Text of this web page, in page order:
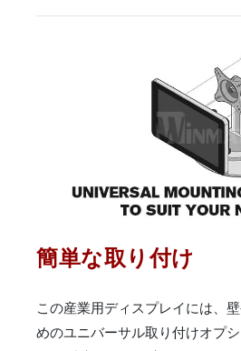
簡単な取り付け
この産業用ディスプレイには、
めのユニバーサル取り付けオプ